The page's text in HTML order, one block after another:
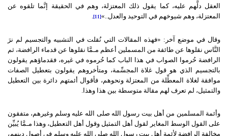
العقل دلَّهم عليه، كما يقول ذلك المعتزلة، وهم في الحقيقة إنَّما تلقوه عن
المعتزلة، وهم شيوخهم في التوحيد والعدل..»[11]
وقال في موضع آخر: «فهذه المقالات التي نُقلت في التشبيه والتجسيم لم نرَ
النَّاس نقلوها عن طائفة من المسملين أعظم مـمَّا نقلوها عن قدماء الرافضة، ثم
الرافضة حُرموا الصواب في هذا الباب كما حُرموه في غيره، فقدماؤهم يقولون
بالتجسيم الذي هو قول غلاة المجسِّمة، ومتأخروهم يقولون بتعطيل الصفات
موافقة لغلاة المعطِّلة من المعتزلة ونحوهم، فأقوال أئمتهم دائرة بين التعطيل
والتمثيل، لم تعرف لهم مقالة متوسطة بين هذا وهذا.
وأئمة المسلمين من أهل بيت رسول الله صلى الله عليه وسلم وغيرهم، متفقون
على القول الوسط المغاير لقول أهل التمثيل وقول أهل التعطيل، وهذا مـمَّا يُبيِّن
مخالفة الرافضة لأئمة أهل بيت رسول الله صلى الله عليه وسلم في أصول دينهم،